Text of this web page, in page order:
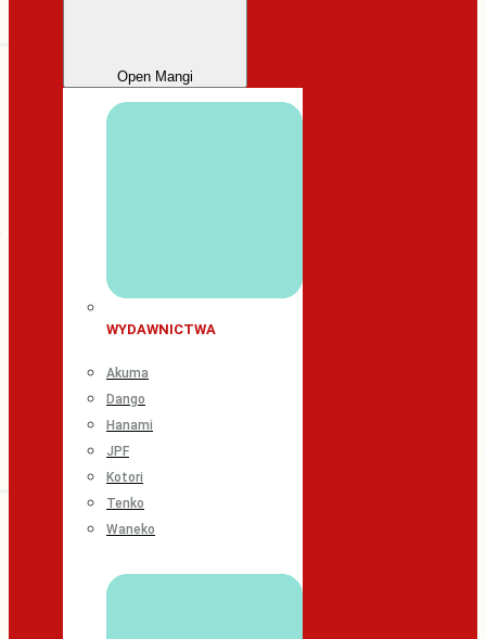
Open Mangi
WYDAWNICTWA
Akuma
Dango
Hanami
JPF
Kotori
Tenko
Waneko